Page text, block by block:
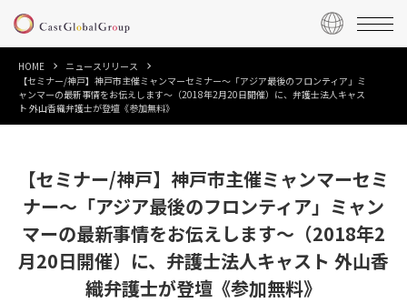
HOME
ニュースリリース
【セミナー/神戸】神戸市主催ミャンマーセミナー～「アジア最後のフロンティア」ミ
ャンマーの最新事情をお伝えします～（2018年2月20日開催）に、弁護士法人キャス
ト 外山香織弁護士が登壇《参加無料》
【セミナー/神戸】神戸市主催ミャンマーセミ
ナー～「アジア最後のフロンティア」ミャン
マーの最新事情をお伝えします～（2018年2
月20日開催）に、弁護士法人キャスト 外山香
織弁護士が登壇《参加無料》